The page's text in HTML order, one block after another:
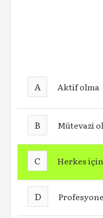
A Aktif olma
B Mütevazi
C Herkes
D